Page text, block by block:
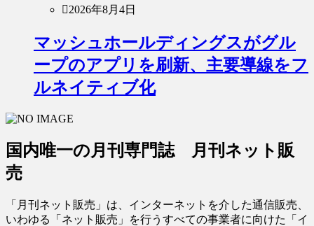
2026年8月4日
マッシュホールディングスがグル
ープのアプリを刷新、主要導線をフ
ルネイティブ化
国内唯一の月刊専門誌 月刊ネット販
売
「月刊ネット販売」は、インターネットを介した通信販売、
いわゆる「ネット販売」を行うすべての事業者に向けた「イ